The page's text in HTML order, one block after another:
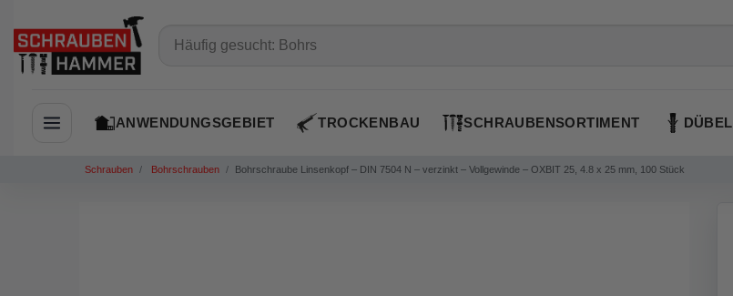
Navigation öffnen
ANWENDUNGSGEBIET TROCKENBAU SCHRAUBENSORTIMENT DÜBEL
Schrauben Bohrschrauben Bohrschraube Linsenkopf – DIN 7504 N – verzinkt – Vollgewinde – OXBIT 25, 4.8 x 25 mm, 100 Stück